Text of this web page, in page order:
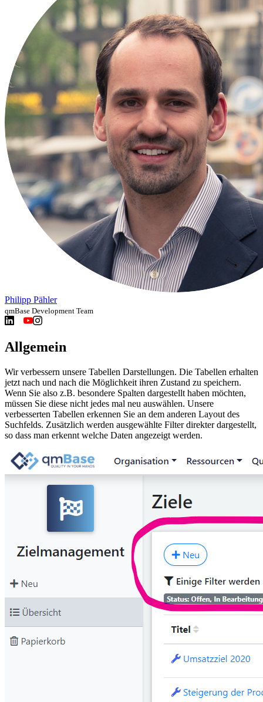
Philipp Pähler
qmBase Development Team
Allgemein
Wir verbessern unsere Tabellen Darstellungen. Die Tabellen erhalten
jetzt nach und nach die Möglichkeit ihren Zustand zu speichern.
Wenn Sie also z.B. besondere Spalten dargestellt haben möchten,
müssen Sie diese nicht jedes mal neu auswählen. Unsere
verbesserten Tabellen erkennen Sie an dem anderen Layout des
Suchfelds. Zusätzlich werden ausgewählte Filter direkter dargestellt,
so dass man erkennt welche Daten angezeigt werden.